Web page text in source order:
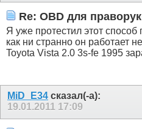
Re: OBD для
Я уже протестил этот
как ни странно он работает
Toyota Vista 2.0 3s-fe 1995
MiD_E34 сказал(-а):
19.01.2011 17:09